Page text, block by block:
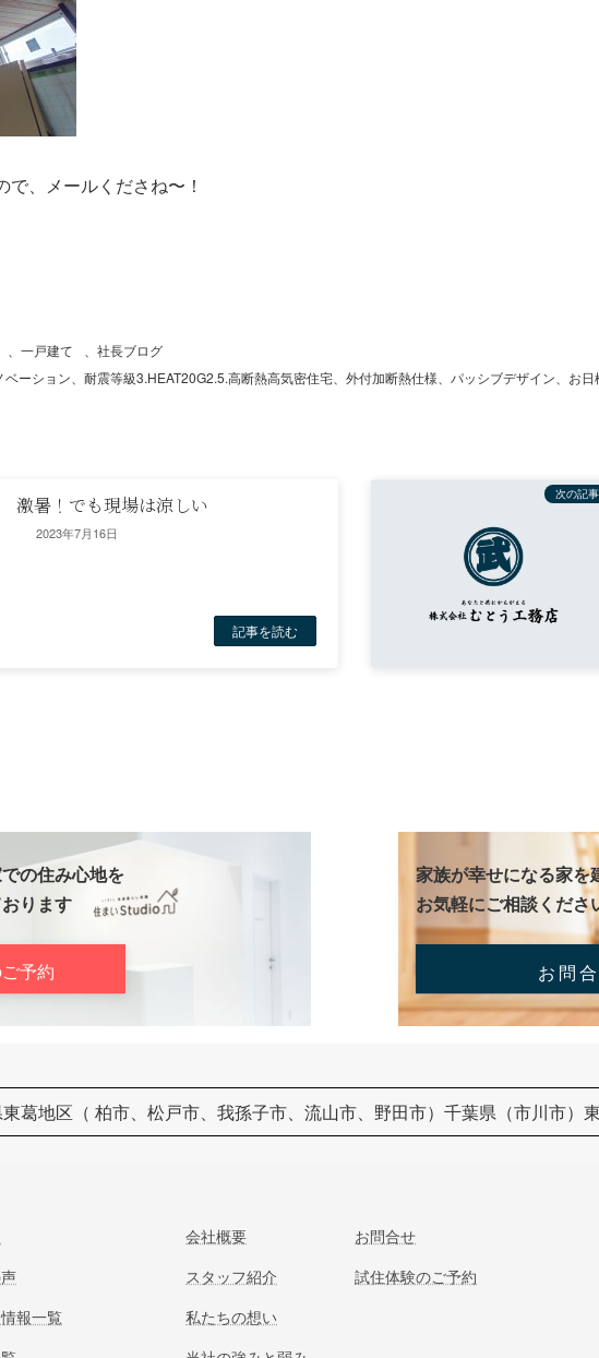
、メールくださね〜！
、一戸建て 社長ブログ
ベーション、耐震等級3.HEAT20G2.5.高断熱高気密住宅、外付加断熱仕様、パッシブデザイン、お
激暑！でも現場は涼しい
2023年7月16日
記事を読む
次の記事
の住み心地を
ります
予約
家族が幸せになる家を
お気軽にご相談くださ
お問
地区（ 柏市、松戸市、我孫子市、流山市、野田市）千葉県（市川市）
報一覧
会社概要
スタッフ紹介
私たちの想い
お問合せ
試住体験のご予約